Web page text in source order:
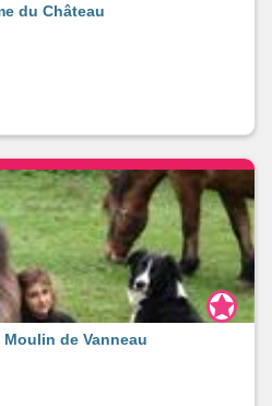
du Château
Moulin de Vanneau